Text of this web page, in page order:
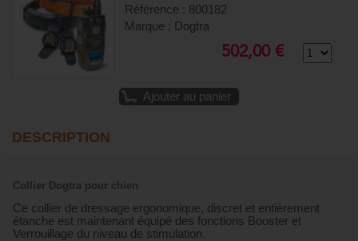
Référence : 800182
Marque : Dogtra
502,00 €
Ajouter au panier
DESCRIPTION
Collier Dogtra pour chien
Ce collier de dressage ergonomique, discret et entièrement
étanche est maintenant équipé des fonctions Booster et
Verrouillage du niveau de stimulation.